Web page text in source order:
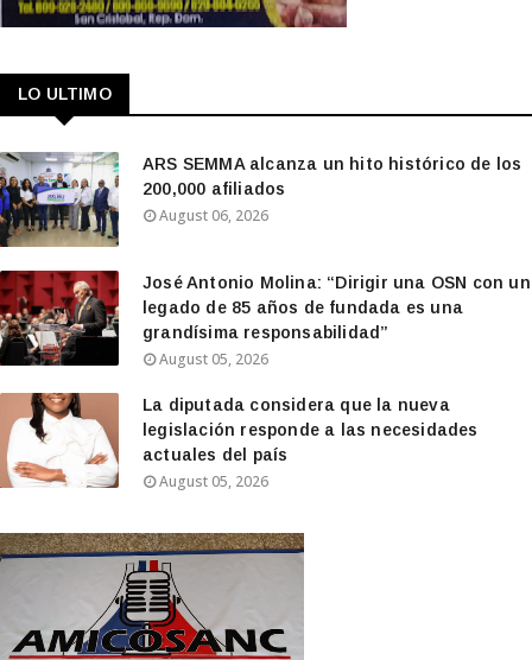
LO ULTIMO
ARS SEMMA alcanza un hito histórico de los
200,000 afiliados
August 06, 2026
José Antonio Molina: “Dirigir una OSN con un
legado de 85 años de fundada es una
grandísima responsabilidad”
August 05, 2026
La diputada considera que la nueva
legislación responde a las necesidades
actuales del país
August 05, 2026